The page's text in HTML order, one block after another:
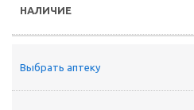
Выбрать аптеку